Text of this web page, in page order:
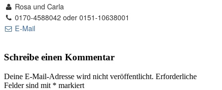
Rosa und Carla
0170-4588042 oder 0151-10638001
E-Mail
Schreibe einen Kommentar
Deine E-Mail-Adresse wird nicht veröffentlicht. Erforderliche
Felder sind mit * markiert